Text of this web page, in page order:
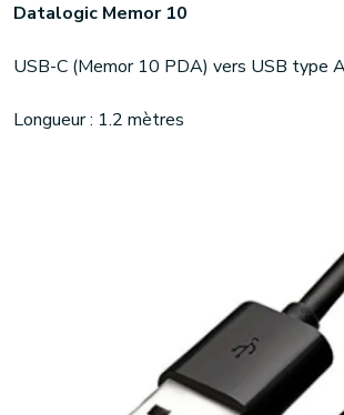
Datalogic Memor 10
USB-C (Memor 10 PDA) vers USB type
Longueur : 1.2 mètres